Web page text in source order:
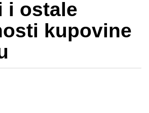
i ostale
kupovine